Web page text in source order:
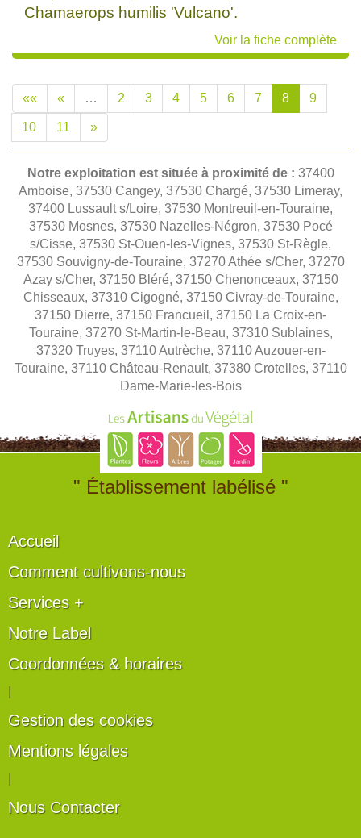
Chamaerops humilis 'Vulcano'.
Voir la fiche complète
«« « … 2 3 4 5 6 7 8 9
10 11 »
Notre exploitation est située à proximité de : 37400
Amboise, 37530 Cangey, 37530 Chargé, 37530 Limeray,
37400 Lussault s/Loire, 37530 Montreuil-en-Touraine,
37530 Mosnes, 37530 Nazelles-Négron, 37530 Pocé
s/Cisse, 37530 St-Ouen-les-Vignes, 37530 St-Règle,
37530 Souvigny-de-Touraine, 37270 Athée s/Cher, 37270
Azay s/Cher, 37150 Bléré, 37150 Chenonceaux, 37150
Chisseaux, 37310 Cigogné, 37150 Civray-de-Touraine,
37150 Dierre, 37150 Francueil, 37150 La Croix-en-
Touraine, 37270 St-Martin-le-Beau, 37310 Sublaines,
37320 Truyes, 37110 Autrèche, 37110 Auzouer-en-
Touraine, 37110 Château-Renault, 37380 Crotelles, 37110
Dame-Marie-les-Bois
" Établissement labélisé "
Accueil
Comment cultivons-nous
Services +
Notre Label
Coordonnées & horaires
Gestion des cookies
Mentions légales
Nous Contacter